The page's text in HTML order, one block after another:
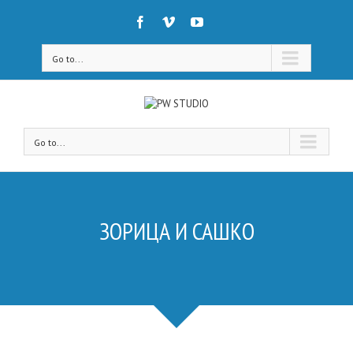
Go to...
Go to...
ЗОРИЦА И САШКО